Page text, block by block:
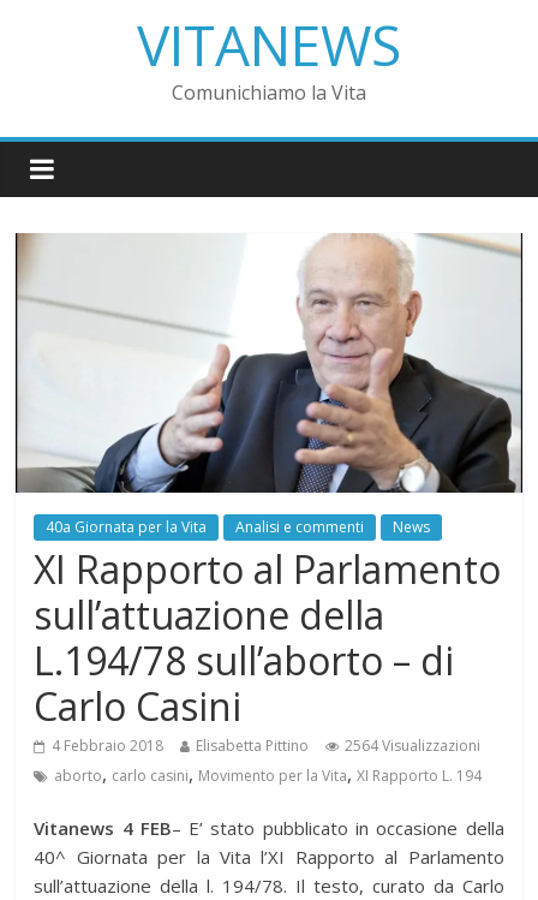
VITANEWS
Comunichiamo la Vita
40a Giornata per la Vita Analisi e commenti News
XI Rapporto al Parlamento
sull’attuazione della
L.194/78 sull’aborto – di
Carlo Casini
4 Febbraio 2018 Elisabetta Pittino
2564 Visualizzazioni
aborto, carlo casini, Movimento per la Vita,XI Rapporto L. 194
Vitanews 4 FEB– E’ stato pubblicato in occasione della
40^ Giornata per la Vita l’XI Rapporto al Parlamento
sull’attuazione della l. 194/78. Il testo, curato da Carlo